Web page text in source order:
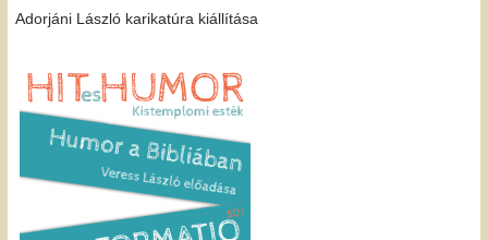
Adorjáni László karikatúra kiállítása